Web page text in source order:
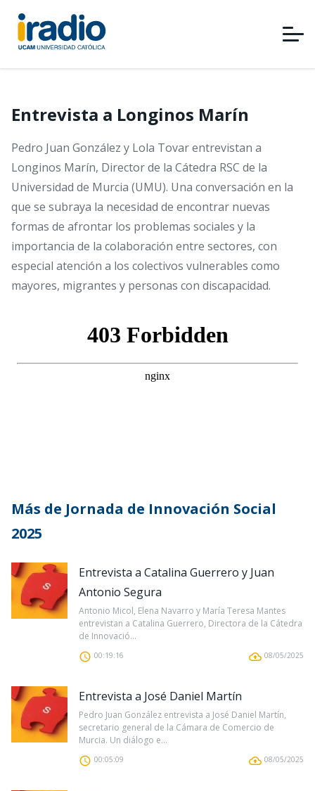
Pasar
contenido
principal
Entrevista a Longinos Marín
Pedro Juan González y Lola Tovar entrevistan a
Longinos Marín, Director de la Cátedra RSC de la
Universidad de Murcia (UMU). Una conversación en la
que se subraya la necesidad de encontrar nuevas
formas de afrontar los problemas sociales y la
importancia de la colaboración entre sectores, con
especial atención a los colectivos vulnerables como
mayores, migrantes y personas con discapacidad.
Más de Jornada de Innovación Social
2025
Entrevista a Catalina Guerrero y Juan
Antonio Segura
Antonio Micol, Elena Navarro y María Teresa Mantes
entrevistan a Catalina Guerrero, Directora de la Cátedra
de Innovació...
00:19:16 08/05/2025
Entrevista a José Daniel Martín
Pedro Juan González entrevista a José Daniel Martín,
secretario general de la Cámara de Comercio de
Murcia. Un diálogo e...
00:05:09 08/05/2025